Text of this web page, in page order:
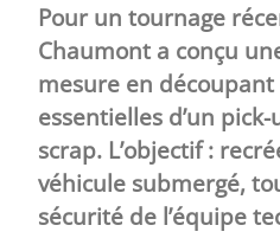
Pour un tournage
Chaumont a conçu
mesure en découpant
essentielles d’un
scrap. L’objectif :
véhicule submergé,
sécurité de l’équipe